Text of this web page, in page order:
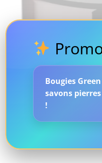
Bougies
savons
!